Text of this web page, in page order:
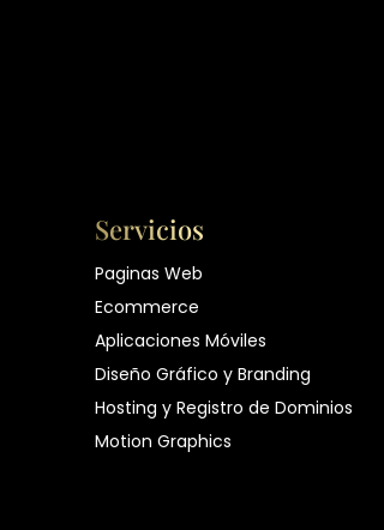
Servicios
Paginas Web
Ecommerce
Aplicaciones Móviles
Diseño Gráfico y Branding
Hosting y Registro de Dominios
Motion Graphics